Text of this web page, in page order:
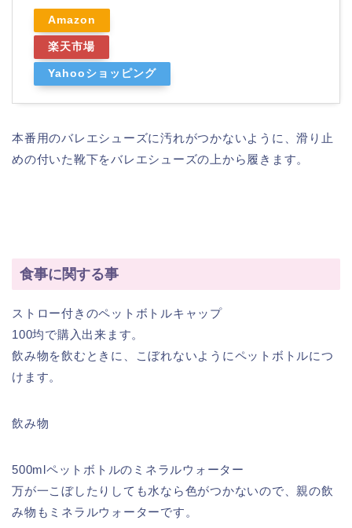
Amazon
楽天市場
Yahooショッピング
本番用のバレエシューズに汚れがつかないように、滑り止
めの付いた靴下をバレエシューズの上から履きます。
食事に関する事
ストロー付きのペットボトルキャップ
100均で購入出来ます。
飲み物を飲むときに、こぼれないようにペットボトルにつ
けます。
飲み物
500mlペットボトルのミネラルウォーター
万が一こぼしたりしても水なら色がつかないので、親の飲
み物もミネラルウォーターです。